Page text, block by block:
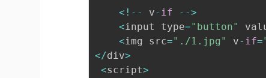
< ! -- v- if -->
<input type="button"
<img src="./1.jpg" v- if=
</div>
<script>